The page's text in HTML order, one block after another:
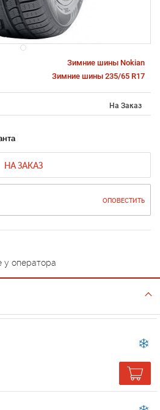
Зимние шины Nokian
Зимние шины 235/65 R17
На Заказ
НА ЗАКАЗ
ОПОВЕСТИТЬ
у оператора